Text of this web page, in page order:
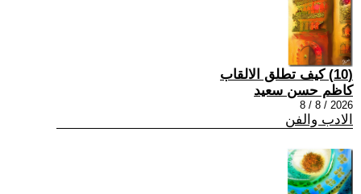
(10) كيف تطلق الالقاب
كاظم حسن سعيد
2026 / 8 / 8
الادب والفن